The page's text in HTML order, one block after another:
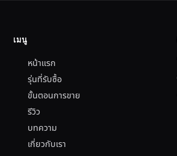
เมนู
หน้าแรก
รุ่นที่รับซื้อ
ขั้นตอนการขาย
รีวิว
บทความ
เกี่ยวกับเรา